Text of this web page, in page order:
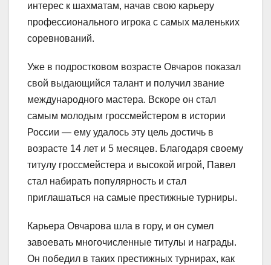
интерес к шахматам, начав свою карьеру
профессионального игрока с самых маленьких
соревнований.
Уже в подростковом возрасте Овчаров показал
свой выдающийся талант и получил звание
международного мастера. Вскоре он стал
самым молодым гроссмейстером в истории
России — ему удалось эту цель достичь в
возрасте 14 лет и 5 месяцев. Благодаря своему
титулу гроссмейстера и высокой игрой, Павел
стал набирать популярность и стал
приглашаться на самые престижные турниры.
Карьера Овчарова шла в гору, и он сумел
завоевать многочисленные титулы и награды.
Он победил в таких престижных турнирах, как